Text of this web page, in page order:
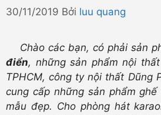
30/11/2019 Bởi luu quang
Chào các bạn, có phải sản
điển, những sản phẩm nội
TPHCM, công ty nội thất Dũng
cung cấp những sản phẩm
mẫu đẹp. Cho phòng hát